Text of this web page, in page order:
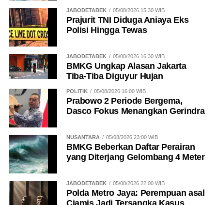
JABODETABEK 05/08/2026 15:30 WIB
Prajurit TNI Diduga Aniaya Eks
Polisi Hingga Tewas
JABODETABEK 05/08/2026 16:30 WIB
BMKG Ungkap Alasan Jakarta
Tiba-Tiba Diguyur Hujan
POLITIK 05/08/2026 16:00 WIB
Prabowo 2 Periode Bergema,
Dasco Fokus Menangkan Gerindra
NUSANTARA 05/08/2026 23:00 WIB
BMKG Beberkan Daftar Perairan
yang Diterjang Gelombang 4 Meter
JABODETABEK 05/08/2026 22:00 WIB
Polda Metro Jaya: Perempuan asal